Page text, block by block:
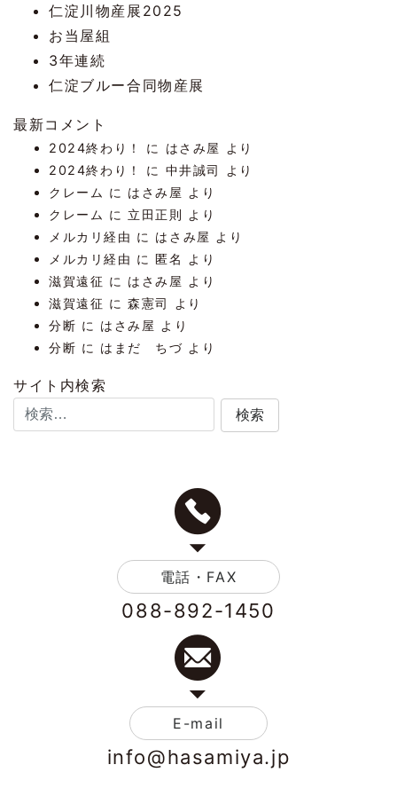
仁淀川物産展2025
お当屋組
3年連続
仁淀ブルー合同物産展
最新コメント
2024終わり！ に はさみ屋
より
2024終わり！
に 中井誠司
より
クレーム に はさみ屋 より
クレーム に 立田正則 より
メルカリ経由 に はさみ屋 より
メルカリ経由 に匿名
より
滋賀遠征 に はさみ屋 より
滋賀遠征 に森憲司
より
分断 に はさみ屋 より
分断 に はまだ ちづ より
サイト内検索
電話・FAX
088-892-1450
E-mail
info@hasamiya.jp